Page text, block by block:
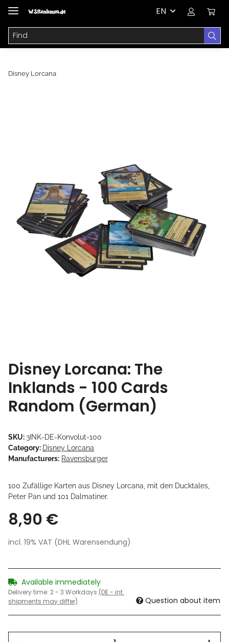
EN
Disney Lorcana
Disney Lorcana: The
Inklands - 100 Cards
Random (German)
SKU:3INK-DE-Konvolut-100
Category: Disney Lorcana
Manufacturers: Ravensburger
100 Zufällige Karten aus Disney Lorcana, mit den Ducktales,
Peter Pan und 101 Dalmatiner.
8,90 €
incl. 19% VAT (DHL Warensendung)
Available immediately
Delivery time: 2 - 3 Workdays (DE - int.
shipments may differ)
Question about item